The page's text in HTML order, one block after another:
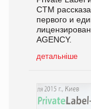
СТМ
первого и
AGENCY.
детальніше